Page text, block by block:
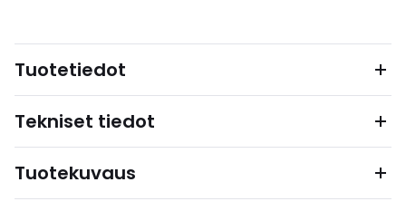
Tuotetiedot
Tekniset tiedot
Tuotekuvaus